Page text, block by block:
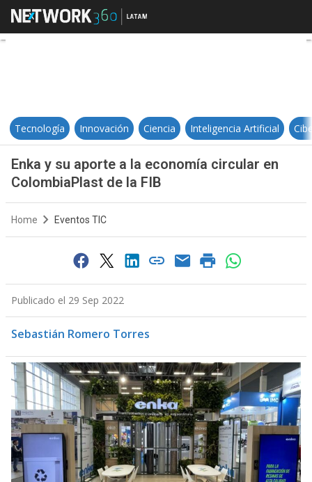
Enka y su aporte a la economía
Tecnología Innovación Ciencia Inteligencia Artificial
Enka y su aporte a la economía circular en
ColombiaPlast de la FIB
Home Eventos TIC
Publicado el 29 Sep 2022
Sebastián Romero Torres